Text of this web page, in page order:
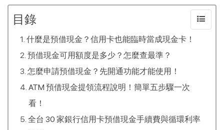
目錄
什麼是預借現金？信用卡也能臨時當成現金卡！
預借現金可用額度是多少？怎麼查最準？
怎麼申請預借現金？先開通功能才能使用！
ATM 預借現金提領流程說明！簡單五步驟一次
看！
全台 30 家銀行信用卡預借現金手續費與循環利率